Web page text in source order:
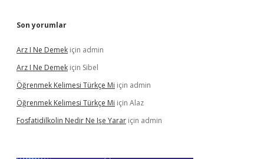
Son yorumlar
Arz I Ne Demek için admin
Arz I Ne Demek için Sibel
Öğrenmek Kelimesi Türkçe Mi için admin
Öğrenmek Kelimesi Türkçe Mi için Alaz
Fosfatidilkolin Nedir Ne Işe Yarar için admin